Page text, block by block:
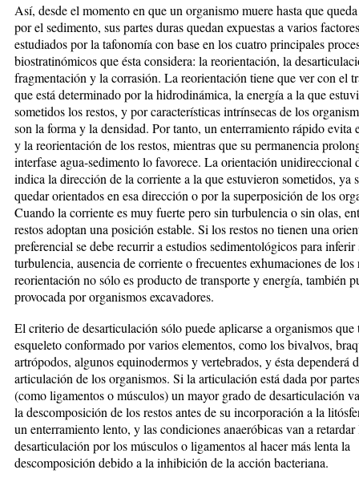
Así, desde el momento en que un organismo muere hasta que
por el sedimento, sus partes duras quedan expuestas a varios
estudiados por la tafonomía con base en los cuatro principales
biostratinómicos que ésta considera: la reorientación, la
fragmentación y la corrasión. La reorientación tiene que ver con el
que está determinado por la hidrodinámica, la energía a la que
sometidos los restos, y por características intrínsecas de los
son la forma y la densidad. Por tanto, un enterramiento rápido evita
y la reorientación de los restos, mientras que su permanencia
interfase agua-sedimento lo favorece. La orientación unidireccional
indica la dirección de la corriente a la que estuvieron sometidos, ya
quedar orientados en esa dirección o por la superposición de los
Cuando la corriente es muy fuerte pero sin turbulencia o sin olas,
restos adoptan una posi­ción estable. Si los restos no tienen una
preferencial se debe recurrir a estudios sedimentológicos para
turbulencia, ausencia de corriente o frecuentes exhumaciones de los
reorientación no sólo es producto de trans­porte y energía, también
provocada por organismos excavadores.
El criterio de desarticulación sólo puede aplicarse a organismos que
esqueleto conformado por varios elementos, como los bivalvos,
artrópodos, algunos equinodermos y vertebrados, y ésta dependerá
articulación de los organismos. Si la articulación está dada por
(como ligamentos o músculos) un mayor grado de desarticulación
la descomposición de los restos antes de su incorporación a la
un enterramiento lento, y las condiciones anaeróbicas van a retardar
desarticulación por los músculos o ligamentos al hacer más lenta la
descomposición debido a la inhibición de la acción bacteriana.